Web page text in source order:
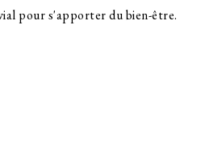
pour s'apporter du bien-être.